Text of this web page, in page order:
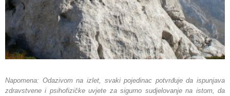
Napomena: Odazivom na izlet, svaki pojedinac potvrđuje da ispunjava
zdravstvene i psihofizičke uvjete za sigurno sudjelovanje na istom, da